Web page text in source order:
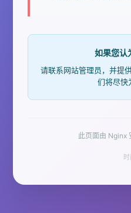
如果您认
请联系网站管理员，并提
们将尽快
此页面由 Nginx